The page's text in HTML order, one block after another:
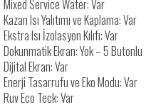
Mixed Service Water: Var
Kazan Isı Yalıtımı ve Kaplama: Var
Ekstra Isı İzolasyon Kılıfı: Var
Dokunmatik Ekran: Yok – 5 Butonlu
Dijital Ekran: Var
Enerji Tasarrufu ve Eko Modu: Var
Ruv Eco Teck: Var